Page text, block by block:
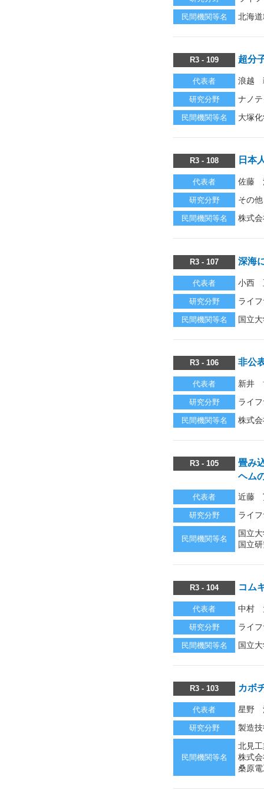
民間機関等名 北海
R3 - 109 超分
代表者 浪越
研究分野 ナノ
民間機関等名 大塚
R3 - 108 日本
代表者 佐藤
研究分野 その他
民間機関等名 株式
R3 - 107 深海
代表者 小西
研究分野 ライ
民間機関等名 国立
R3 - 106 非公
代表者 新井
研究分野 ライ
民間機関等名 株式
R3 - 105
畳み
ヘム
代表者 近藤
研究分野 ライ
民間機関等名
国立
国立
R3 - 104 コム
代表者 中村
研究分野 ライ
民間機関等名 国立
R3 - 103 カボ
代表者 星野
研究分野 製造
民間機関等名
北見
株式
桑原